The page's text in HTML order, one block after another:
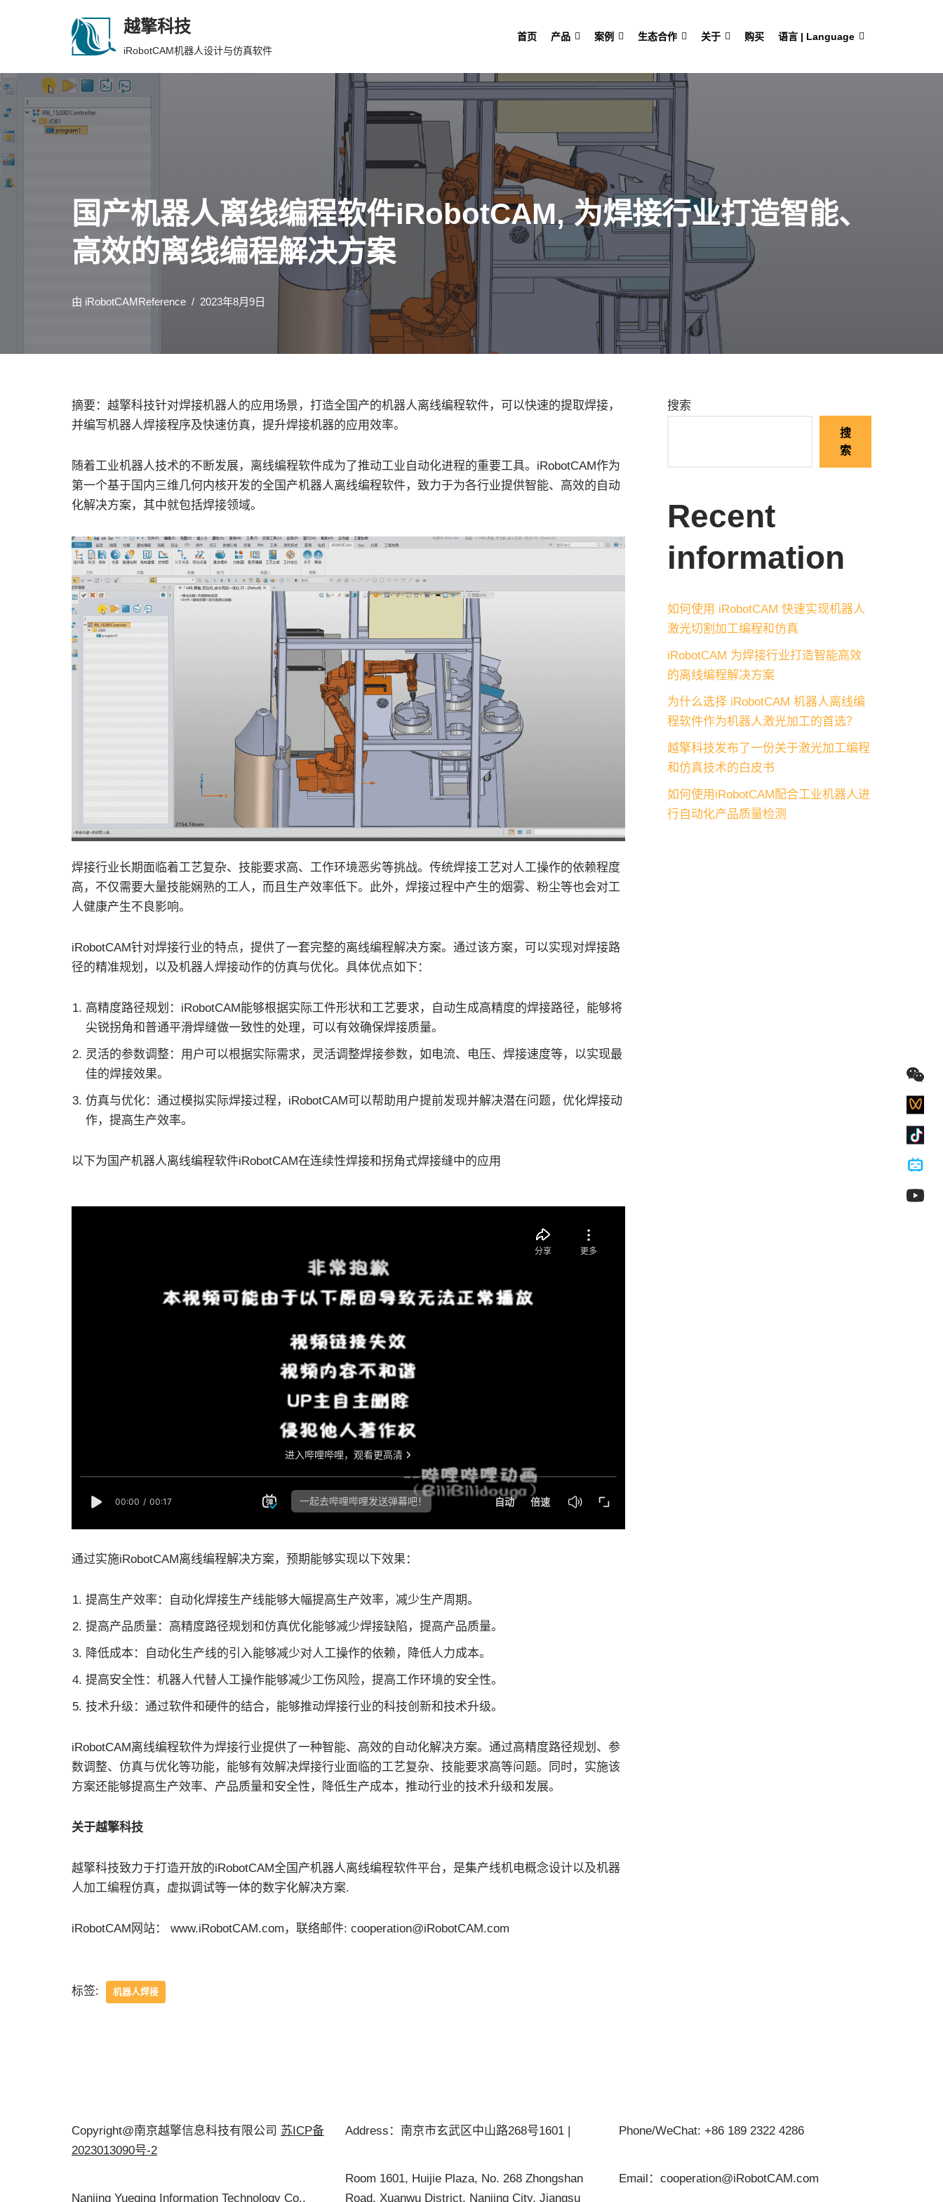
文
越擎科技
iRobotCAM机器人设计与仿真软件
首页 产品 案例 生态合作 关于 购买 语言 | Language
国产机器人离线编程软件iRobotCAM, 为焊接行业打造智能、
高效的离线编程解决方案
由 iRobotCAMReference 2023年8月9日
摘要：越擎科技针对焊接机器人的应用场景，打造全国产的机器人离线编程软件，可以快速的提取焊接，
并编写机器人焊接程序及快速仿真，提升焊接机器的应用效率。
随着工业机器人技术的不断发展，离线编程软件成为了推动工业自动化进程的重要工具。iRobotCAM作为
第一个基于国内三维几何内核开发的全国产机器人离线编程软件，致力于为各行业提供智能、高效的自动
化解决方案，其中就包括焊接领域。
焊接行业长期面临着工艺复杂、技能要求高、工作环境恶劣等挑战。传统焊接工艺对人工操作的依赖程度
高，不仅需要大量技能娴熟的工人，而且生产效率低下。此外，焊接过程中产生的烟雾、粉尘等也会对工
人健康产生不良影响。
iRobotCAM针对焊接行业的特点，提供了一套完整的离线编程解决方案。通过该方案，可以实现对焊接路
径的精准规划，以及机器人焊接动作的仿真与优化。具体优点如下：
高精度路径规划：iRobotCAM能够根据实际工件形状和工艺要求，自动生成高精度的焊接路径，能够将
尖锐拐角和普通平滑焊缝做一致性的处理，可以有效确保焊接质量。
灵活的参数调整：用户可以根据实际需求，灵活调整焊接参数，如电流、电压、焊接速度等，以实现最
佳的焊接效果。
仿真与优化：通过模拟实际焊接过程，iRobotCAM可以帮助用户提前发现并解决潜在问题，优化焊接动
作，提高生产效率。
以下为国产机器人离线编程软件iRobotCAM在连续性焊接和拐角式焊接缝中的应用
通过实施iRobotCAM离线编程解决方案，预期能够实现以下效果：
提高生产效率：自动化焊接生产线能够大幅提高生产效率，减少生产周期。
提高产品质量：高精度路径规划和仿真优化能够减少焊接缺陷，提高产品质量。
降低成本：自动化生产线的引入能够减少对人工操作的依赖，降低人力成本。
提高安全性：机器人代替人工操作能够减少工伤风险，提高工作环境的安全性。
技术升级：通过软件和硬件的结合，能够推动焊接行业的科技创新和技术升级。
iRobotCAM离线编程软件为焊接行业提供了一种智能、高效的自动化解决方案。通过高精度路径规划、参
数调整、仿真与优化等功能，能够有效解决焊接行业面临的工艺复杂、技能要求高等问题。同时，实施该
方案还能够提高生产效率、产品质量和安全性，降低生产成本，推动行业的技术升级和发展。
关于越擎科技
越擎科技致力于打造开放的iRobotCAM全国产机器人离线编程软件平台，是集产线机电概念设计以及机器
人加工编程仿真，虚拟调试等一体的数字化解决方案.
iRobotCAM网站： www.iRobotCAM.com，联络邮件: cooperation@iRobotCAM.com
标签: 机器人焊接
搜索
搜
索
Recent
information
如何使用 iRobotCAM 快速实现机器人
激光切割加工编程和仿真
iRobotCAM 为焊接行业打造智能高效
的离线编程解决方案
为什么选择 iRobotCAM 机器人离线编
程软件作为机器人激光加工的首选？
越擎科技发布了一份关于激光加工编程
和仿真技术的白皮书
如何使用iRobotCAM配合工业机器人进
行自动化产品质量检测
Copyright@南京越擎信息科技有限公司 苏ICP备
2023013090号-2
Nanjing Yueqing Information Technology Co.,
Address：南京市玄武区中山路268号1601 |
Room 1601, Huijie Plaza, No. 268 Zhongshan
Road, Xuanwu District, Nanjing City, Jiangsu
Phone/WeChat: +86 189 2322 4286
Email：cooperation@iRobotCAM.com